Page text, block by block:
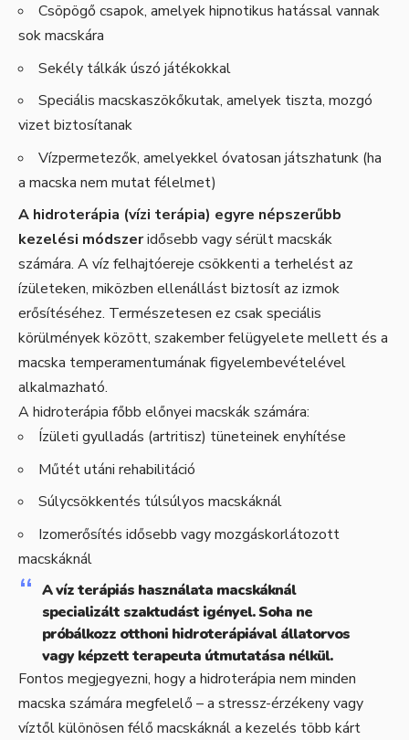
Csöpögő csapok, amelyek hipnotikus hatással vannak
sok macskára
Sekély tálkák úszó játékokkal
Speciális macskaszökőkutak, amelyek tiszta, mozgó
vizet biztosítanak
Vízpermetezők, amelyekkel óvatosan játszhatunk (ha
a macska nem mutat félelmet)
A hidroterápia (vízi terápia) egyre népszerűbb
kezelési módszeridősebb vagy sérült macskák
számára. A víz felhajtóereje csökkenti a terhelést az
ízületeken, miközben ellenállást biztosít az izmok
erősítéséhez. Természetesen ez csak speciális
körülmények között, szakember felügyelete mellett és a
macska temperamentumának figyelembevételével
alkalmazható.
A hidroterápia főbb előnyei macskák számára:
Ízületi gyulladás (artritisz) tüneteinek enyhítése
Műtét utáni rehabilitáció
Súlycsökkentés túlsúlyos macskáknál
Izomerősítés idősebb vagy mozgáskorlátozott
macskáknál
A víz terápiás használata macskáknál
specializált szaktudást igényel. Soha ne
próbálkozz otthoni hidroterápiával állatorvos
vagy képzett terapeuta útmutatása nélkül.
Fontos megjegyezni, hogy a hidroterápia nem minden
macska számára megfelelő – a stressz-érzékeny vagy
víztől különösen félő macskáknál a kezelés több kárt